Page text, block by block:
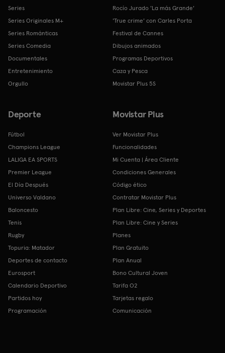
Series
Series Originales M+
Series Románticas
Series Comedia
Documentales
Entretenimiento
Orgullo
Rocío Jurado 'La más Grande'
'True crime' con Carles Porta
Festival de Cannes
Dibujos animados
Programas Deportivos
Caza y Pesca
Movistar Plus 5S
Deporte
Fútbol
Champions League
LALIGA EA SPORTS
Premier League
El Día Después
Universo Valdano
Baloncesto
Tenis
Rugby
Topuria: Matador
Deportes de contacto
Eurosport
Calendario Deportivo
Partidos hoy
Programación
Movistar Plus
Ver Movistar Plus
Funcionalidades
Mi Cuenta | Área Cliente
Condiciones Generales
Código ético
Contratar Movistar Plus
Plan Libre: Cine, Series y Deportes
Plan Libre: Cine y Series
Planes
Plan Gratuito
Plan Anual
Bono Cultural Joven
Tarifa O2
Tarjetas regalo
Comunicación